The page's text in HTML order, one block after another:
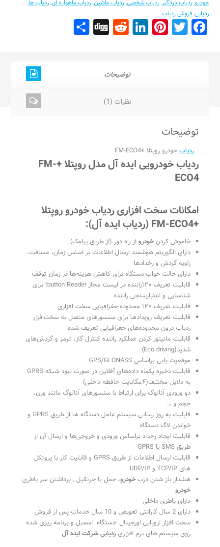
خودرو,ردیاب دزدگیر,ردیاب شخصی,ردیاب ماشین,ردیاب ماهواره ای,ردیاب ها,
ردیابی,فروش ردیاب
Facebook
Twitter
Pinterest
LinkedIn
Reddit
Digg
توضیحات
نظرات (1)
توضیحات
ردیابخودرو روپتلا +FM-ECO4
ردیاب خودرو
یی ایده آل مدل روپتلا +FM-
ECO4
امکانات سخت افزاری ردیاب خودرو روپتلا
+FM-ECO4
(ردیاب ایده آل):
خاموش کردنخودرو از راه دور (از طریق پیامک)
دارای الگوریتم هوشمند ارسال اطلاعات بر اساس زمان، مسافت،
زاویه گردش و رخدادها
دارای حالت خواب دستگاه برای کاهش هزینه‌ها در زمان توقف
قابلیت تعریف ۱۲۰راننده در لیست مجاز Ibutton Reader برای
شناسایی و اعتبارسنجی راننده
قابلیت تعریف ۱۲۰ محدوده جغرافیایی سخت افزاری
قابلیت تعریف رویدادها برای سنسورهای متصل به سخت‌افزار
ردیاب درون محدوده‌های جغرافیایی تعریف شده
قابلیت مانیتور کردن عملکرد راننده کنترل گاز، ترمز و گردش‌های
شدید(Eco driving)
موقعیت یابی براساس GPS/GLONASS
قابلیت ذخیره یکماه داده‌های آفلاین در صورت نبود شبکه GPRS
به دلایل مختلف(۴مگابایت حافظه داخلی)
دو ورودی آنالوگ برای ارتباط با سنسورهای آنالوگ مانند وزن،
حجم و …
قابلیت به روز رسانی سیستم عامل دستگاه ها از طریق GPRS و
خواندن لاگ دستگاه
قابلیت ایجاد رخداد براساس ورودی و خروجی‌ها و ارسال آن از
طریق SMS یا GPRS
قابلیت ارسال اطلاعات از طریق GPRS و قابلیت کار با پروتکل
های TCP/IP و UDP/IP
هشدار باز شدن دربخودرو، حمل با جرثقیل , برداشتن سر باطری
خودرو
دارای باطری داخلی
دارای 2 سال گارانتی تعویض و 10 سال خدمات پس از فروش
سخت افزار اروپایی اورجینال -دستگاه اسمبل و برنامه ریزی شده
روی سیستم های نرم افزاریردیابی شرکت ایده آل